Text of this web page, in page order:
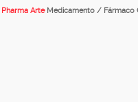
Pharma Arte Medicamento / Fármaco